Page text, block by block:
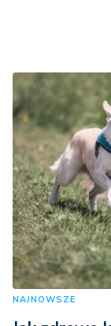
NAJNOWSZE